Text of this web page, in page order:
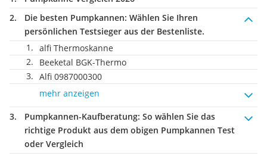
Die besten Pumpkannen: Wählen Sie Ihren
persönlichen Testsieger aus der Bestenliste.
alfi Thermoskanne
Beeketal BGK-Thermo
Alfi 0987000300
mehr anzeigen
Pumpkannen-Kaufberatung: So wählen Sie das
richtige Produkt aus dem obigen Pumpkannen Test
oder Vergleich